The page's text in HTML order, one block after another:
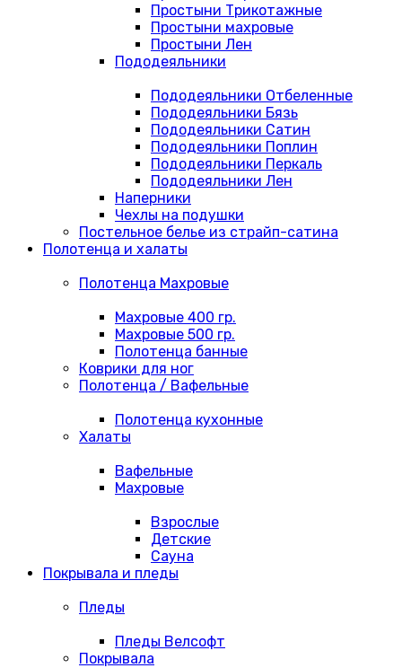
Простыни Трикотажные
Простыни махровые
Простыни Лен
Пододеяльники
Пододеяльники Отбеленные
Пододеяльники Бязь
Пододеяльники Сатин
Пододеяльники Поплин
Пододеяльники Перкаль
Пододеяльники Лен
Наперники
Чехлы на подушки
Постельное белье из страйп-сатина
Полотенца и халаты
Полотенца Махровые
Махровые 400 гр.
Махровые 500 гр.
Полотенца банные
Коврики для ног
Полотенца / Вафельные
Полотенца кухонные
Халаты
Вафельные
Махровые
Взрослые
Детские
Сауна
Покрывала и пледы
Пледы
Пледы Велсофт
Покрывала